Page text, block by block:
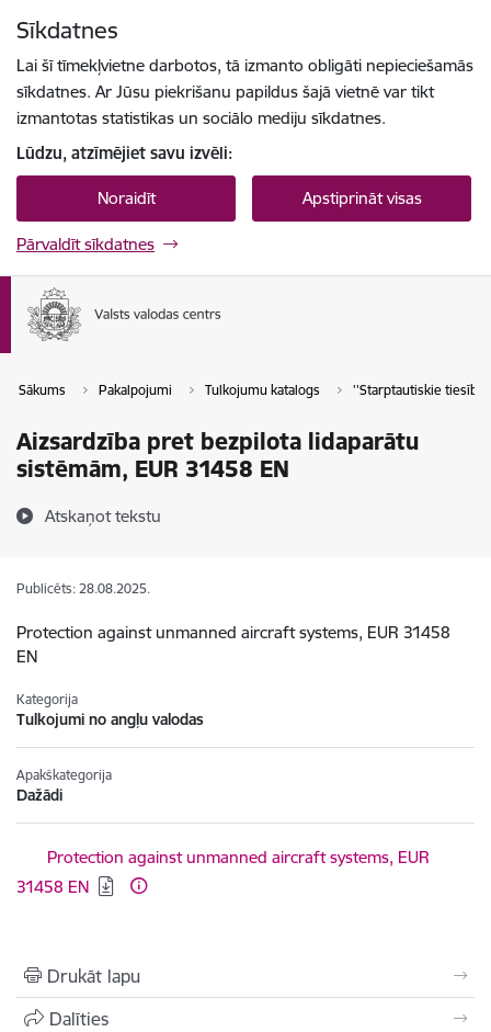
Sīkdatnes
Lai šī tīmekļvietne darbotos, tā izmanto obligāti nepieciešamās
sīkdatnes. Ar Jūsu piekrišanu papildus šajā vietnē var tikt
izmantotas statistikas un sociālo mediju sīkdatnes.
Lūdzu, atzīmējiet savu izvēli:
Noraidīt Apstiprināt visas
Pārvaldīt sīkdatnes
Sākums Pakalpojumi Tulkojumu katalogs ''Starptautiskie tiesību
Aizsardzība pret bezpilota lidaparātu
sistēmām, EUR 31458 EN
Atskaņot tekstu
Publicēts: 28.08.2025.
Protection against unmanned aircraft systems, EUR 31458
EN
Kategorija
Tulkojumi no angļu valodas
Apakškategorija
Dažādi
Lejupielādēt:
Protection against unmanned aircraft systems, EUR
31458 EN
Drukāt lapu
Dalīties